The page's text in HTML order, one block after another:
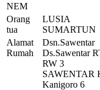
NEM
Orang
tua
LUSIA
SUMARTUN
Alamat
Rumah
Dsn.Sawentar
Ds.Sawentar
RW 3
SAWENTAR
Kanigoro 6